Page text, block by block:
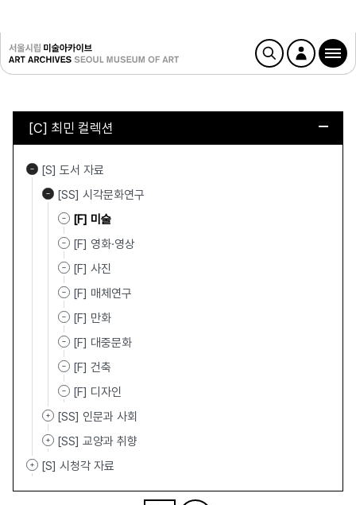
[C] 최민 컬렉션
[S] 도서 자료
[SS] 시각문화연구
[F] 미술
[F] 영화·영상
[F] 사진
[F] 매체연구
[F] 만화
[F] 대중문화
[F] 건축
[F] 디자인
[SS] 인문과 사회
[SS] 교양과 취향
[S] 시청각 자료